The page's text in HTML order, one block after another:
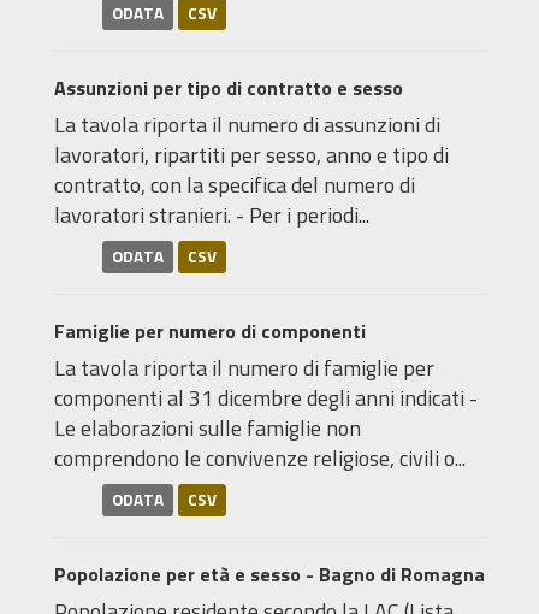
ODATA CSV
Assunzioni per tipo di contratto e sesso
La tavola riporta il numero di assunzioni di
lavoratori, ripartiti per sesso, anno e tipo di
contratto, con la specifica del numero di
lavoratori stranieri. - Per i periodi...
ODATA CSV
Famiglie per numero di componenti
La tavola riporta il numero di famiglie per
componenti al 31 dicembre degli anni indicati -
Le elaborazioni sulle famiglie non
comprendono le convivenze religiose, civili o...
ODATA CSV
Popolazione per età e sesso - Bagno di Romagna